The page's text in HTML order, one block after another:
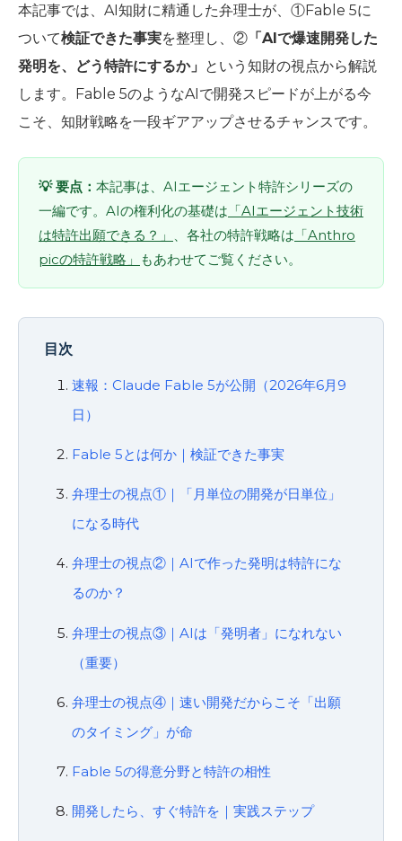
本記事では、AI知財に精通した弁理士が、①Fable 5に
ついて検証できた事実を整理し、② 「AIで爆速開発した
発明を、どう特許にするか」 という知財の視点から解説
します。Fable 5のようなAIで開発スピードが上がる今
こそ、知財戦略を一段ギアアップさせるチャンスです。
💡 要点： 本記事は、AIエージェント特許シリーズの
一編です。AIの権利化の基礎は 「AIエージェント技術
は特許出願できる？」 、各社の特許戦略は 「Anthro
picの特許戦略」
もあわせてご覧ください。
目次
速報：Claude Fable 5が公開（2026年6月9
日）
Fable 5とは何か｜検証できた事実
弁理士の視点①｜「月単位の開発が日単位」
になる時代
弁理士の視点②｜AIで作った発明は特許にな
るのか？
弁理士の視点③｜AIは「発明者」になれない
（重要）
弁理士の視点④｜速い開発だからこそ「出願
のタイミング」が命
Fable 5の得意分野と特許の相性
開発したら、すぐ特許を｜実践ステップ